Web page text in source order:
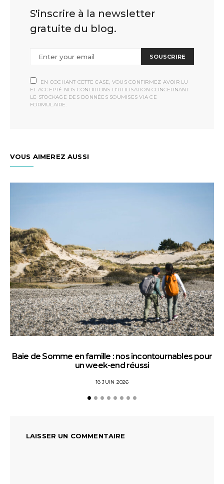
S'inscrire à la newsletter
gratuite du blog.
SOUSCRIRE
EN COCHANT CETTE CASE, VOUS CONFIRMEZ AVOIR LU
ET ACCEPTÉ NOS CONDITIONS D'UTILISATION CONCERNANT
LE STOCKAGE DES DONNÉES SOUMISES VIA CE
FORMULAIRE.
VOUS AIMEREZ AUSSI
Baie de Somme en famille : nos incontournables pour
un week-end réussi
18 JUIN 2026
LAISSER UN COMMENTAIRE